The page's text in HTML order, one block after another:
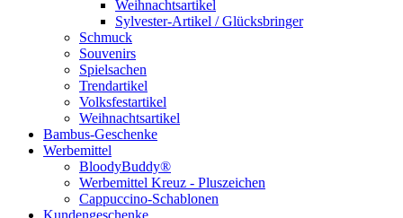
Weihnachtsartikel
Sylvester-Artikel / Glücksbringer
Schmuck
Souvenirs
Spielsachen
Trendartikel
Volksfestartikel
Weihnachtsartikel
Bambus-Geschenke
Werbemittel
BloodyBuddy®
Werbemittel Kreuz - Pluszeichen
Cappuccino-Schablonen
Kundengeschenke